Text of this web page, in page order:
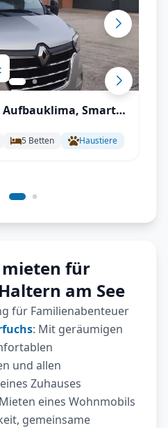
Aufbauklima, Smart-
Autark mit All-
5 Betten Haustiere
für
am See
für Familienabenteuer
: Mit geräumigen
und allen
Zuhauses
eines Wohnmobils
gemeinsame